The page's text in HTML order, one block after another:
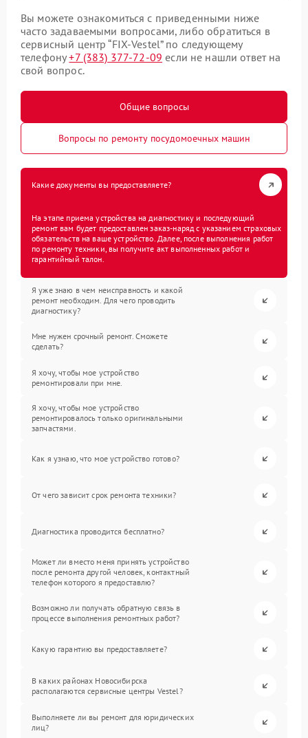
Вы можете ознакомиться с приведенными ниже
часто задаваемыми вопросами, либо обратиться в
сервисный центр “FIX-Vestel” по следующему
телефону+7 (383) 377-72-09 если не нашли ответ на
свой вопрос.
Общие вопросы
Вопросы по ремонту посудомоечных машин
Какие документы вы предоставляете?
На этапе приема устройства на диагностику и последующий
ремонт вам будет предоставлен заказ-наряд с указанием страховых
обязательств на ваше устройство. Далее, после выполнения работ
по ремонту техники, вы получите акт выполненных работ и
гарантийный талон.
Я уже знаю в чем неисправность и какой
ремонт необходим. Для чего проводить
диагностику?
Мне нужен срочный ремонт. Сможете
сделать?
Я хочу, чтобы мое устройство
ремонтировали при мне.
Я хочу, чтобы мое устройство
ремонтировалось только оригинальными
запчастями.
Как я узнаю, что мое устройство готово?
От чего зависит срок ремонта техники?
Диагностика проводится бесплатно?
Может ли вместо меня принять устройство
после ремонта другой человек, контактный
телефон которого я предоставлю?
Возможно ли получать обратную связь в
процессе выполнения ремонтных работ?
Какую гарантию вы предоставляете?
В каких районах Новосибирска
располагаются сервисные центры Vestel?
Выполняете ли вы ремонт для юридических
лиц?